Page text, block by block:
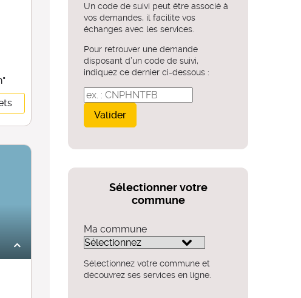
Un code de suivi peut être associé à
vos demandes, il facilite vos
échanges avec les services.
Pour retrouver une demande
disposant d’un code de suivi,
indiquez ce dernier ci-dessous :
Code de suivi
Valider
Sélectionner votre
commune
Ma commune
Sélectionnez votre commune et
découvrez ses services en ligne.